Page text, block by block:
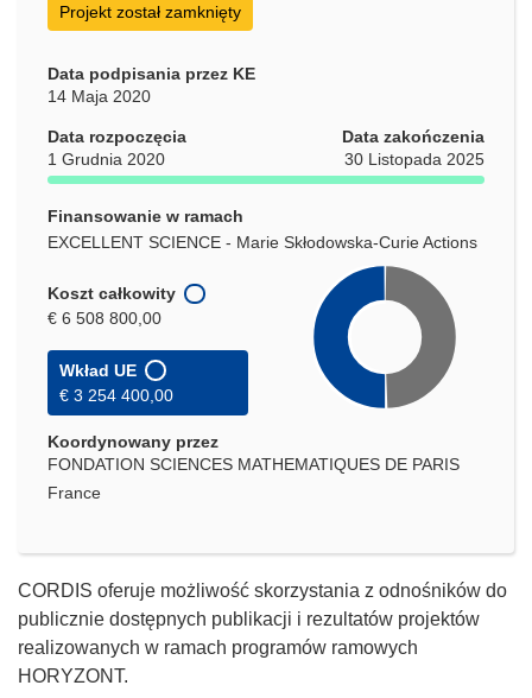
Projekt został zamknięty
Data podpisania przez KE
14 Maja 2020
Data rozpoczęcia
1 Grudnia 2020
Data zakończenia
30 Listopada 2025
Finansowanie w ramach
EXCELLENT SCIENCE - Marie Skłodowska-Curie Actions
Koszt całkowity
€ 6 508 800,00
Wkład UE
€ 3 254 400,00
Koordynowany przez
FONDATION SCIENCES MATHEMATIQUES DE PARIS
France
CORDIS oferuje możliwość skorzystania z odnośników do
publicznie dostępnych publikacji i rezultatów projektów
realizowanych w ramach programów ramowych
HORYZONT.